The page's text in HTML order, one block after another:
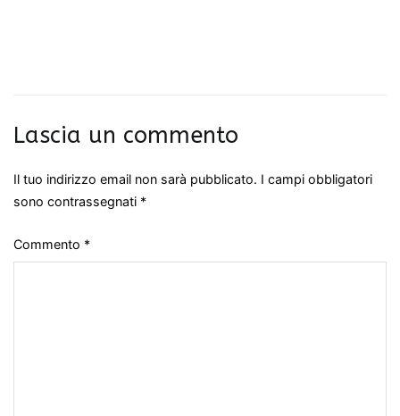
Lascia un commento
Il tuo indirizzo email non sarà pubblicato. I campi obbligatori
sono contrassegnati *
Commento *